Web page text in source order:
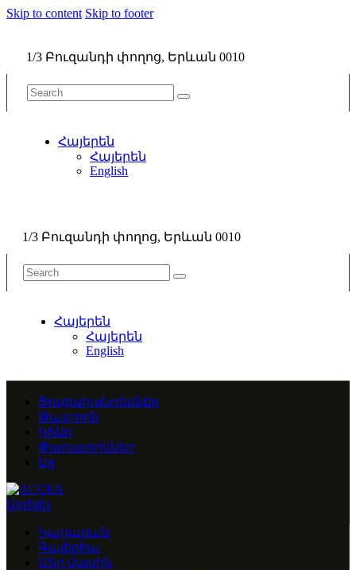
Skip to content Skip to footer
1/3 Բուզանդի փողոց, Երևան 0010
Հայերեն
Հայերեն
English
1/3 Բուզանդի փողոց, Երևան 0010
Հայերեն
Հայերեն
English
Ցուցահանդեսներ
Թատրոն
Կինո
Փառատոններ
Այլ
Այցելել
Կացարան
Գալերիա
Մեր մասին